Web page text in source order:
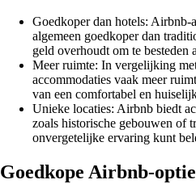
Goedkoper dan hotels: Airbnb-
algemeen goedkoper dan
geld overhoudt om te besteden
Meer ruimte: In vergelijking
accommodaties vaak meer
van een comfortabel en
Unieke locaties: Airbnb biedt
zoals historische gebouwen of
onvergetelijke ervaring kunt
Goedkope Airbnb-